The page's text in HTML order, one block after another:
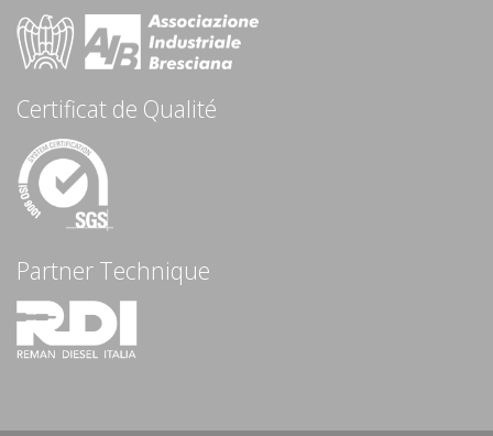
Certificat de Qualité
Partner Technique